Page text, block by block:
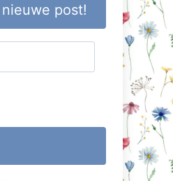
post!